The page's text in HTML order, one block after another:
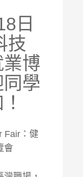
日
技
博
學
Fair：健
會